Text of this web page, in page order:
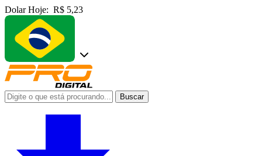
Dolar Hoje: R$ 5,23
Buscar